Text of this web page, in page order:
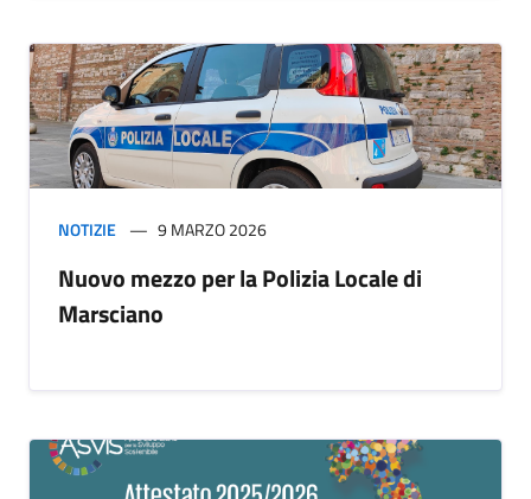
NOTIZIE 9 MARZO 2026
Nuovo mezzo per la Polizia Locale di
Marsciano